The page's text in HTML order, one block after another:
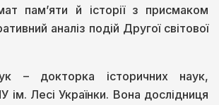
памʼяти й історії з присмаком
аналіз подій Другої світової
– докторка історичних наук,
ім. Лесі Українки. Вона дослідниця